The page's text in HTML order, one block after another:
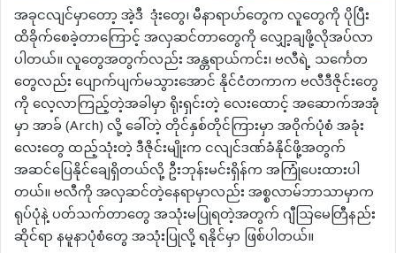
အခုငလျင်မှာတော့ အဲ့ဒီ ဒုံးတွေ၊ မီနာရာဟ်တွေက လူတွေကို ပိုပြီး
ထိခိုက်စေခဲ့တာကြောင့် အလှဆင်တာတွေကို လျှော့ချဖို့လိုအပ်လာ
ပါတယ်။ လူတွေအတွက်လည်း အန္တရာယ်ကင်း၊ ဗလီရဲ့ သင်္ကေတ
တွေလည်း ပျောက်ပျက်မသွားအောင် နိုင်ငံတကာက ‌ဗလီဒီဇိုင်းတွေ
ကို လေ့လာကြည့်တဲ့အခါမှာ ရိုးရှင်းတဲ့ လေးထောင့် အဆောက်အအုံ
မှာ အာခ် (Arch) လို့ ခေါ်တဲ့ တိုင်နှစ်တိုင်ကြားမှာ အဝိုက်ပုံစံ အခုံး
လေးတွေ ထည့်သုံးတဲ့ ဒီဇိုင်းမျိုးက ငလျင်ဒဏ်ခံနိုင်ဖို့အတွက်
အဆင်ပြေနိုင်ချေရှိတယ်လို့ ဦးဘုန်းမင်းရှိန်က အကြုံပေးထားပါ
တယ်။ ဗလီကို အလှဆင်တဲ့နေရာမှာလည်း အစ္စလာမ်ဘာသာမှာက
ရုပ်ပုံနဲ့ ပတ်သက်တာတွေ အသုံးမပြုရတဲ့အတွက် ဂျီဩမေတြီနည်း
ဆိုင်ရာ နမူနာပုံစံတွေ အသုံးပြုလို့ ရနိုင်မှာ ဖြစ်ပါတယ်။